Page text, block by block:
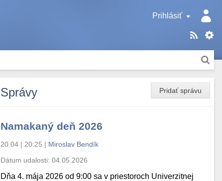
Prihlásiť
Pridať správu
Správy
Namakaný deň 2026
20.04 | 20:25 | Miroslav Bendík
Dátum udalosti:04.05.2026
Dňa 4. mája 2026 od 9:00 sa v priestoroch Univerzitnej